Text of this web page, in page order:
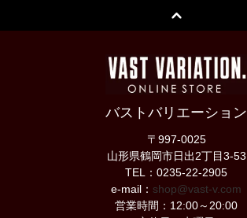
バストバリエーション
〒997-0025
山形県鶴岡市日出2丁目3-53
TEL：0235-22-2905
e-mail： shop@vast-v.com
営業時間：12:00～20:00